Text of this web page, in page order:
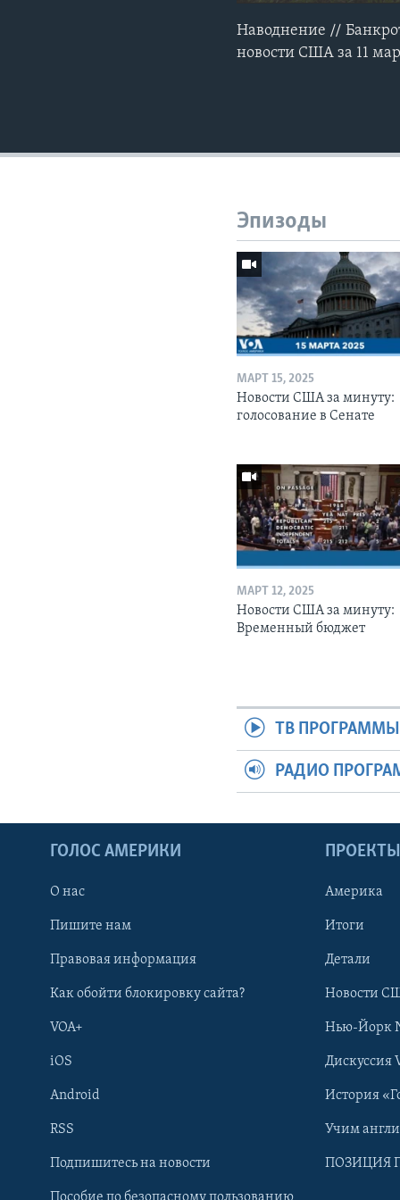
Learning English
Наводнение //
новости США за 11
Эпизоды
МАРТ 15, 2025
Новости США за минуту:
голосование в Сенате
МАРТ 12, 2025
Новости США за минуту:
Временный бюджет
ТВ ПРОГРАММЫ
РАДИО
ГОЛОС АМЕРИКИ
О нас
Пишите нам
Правовая информация
Как обойти блокировку сайта?
VOA+
iOS
Android
RSS
Подпишитесь на новости
ПРОЕКТЫ
Америка
Итоги
Детали
Новости
Нью-Йорк
Дискуссия
История
Учим
ПОЗИЦИЯ